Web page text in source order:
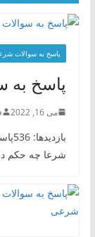
پاسخ به سوالات
پاسخ
می 16, 2022
شرعا چه حکم